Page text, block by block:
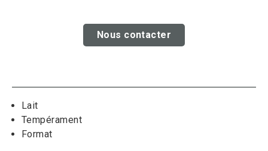
Nous contacter
Lait
Tempérament
Format